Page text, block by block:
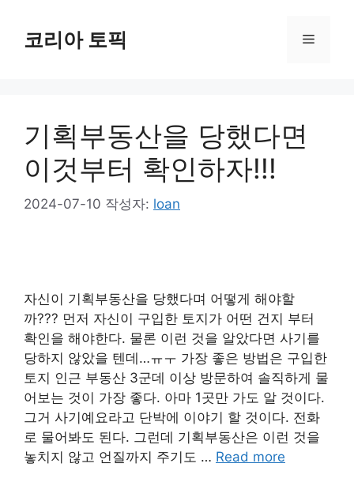
코리아 토픽 메
기획부동산을 당했다면
이것부터 확인하자!!!
2024-07-10 작성자: loan
자신이 기획부동산을 당했다며 어떻게 해야할
까??? 먼저 자신이 구입한 토지가 어떤 건지 부터
확인을 해야한다. 물론 이런 것을 알았다면 사기를
당하지 않았을 텐데…ㅠㅜ 가장 좋은 방법은 구입한
토지 인근 부동산 3군데 이상 방문하여 솔직하게 물
어보는 것이 가장 좋다. 아마 1곳만 가도 알 것이다.
그거 사기예요라고 단박에 이야기 할 것이다. 전화
로 물어봐도 된다. 그런데 기획부동산은 이런 것을
놓치지 않고 언질까지 주기도 … Read more